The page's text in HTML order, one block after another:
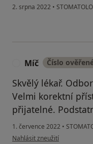
2. srpna 2022 •
Míč Číslo
Skvělý lékař.
Velmi korektní
přijatelné.
1. července 2022 •
podle názoru uživatele Míč
Nahlásit zneužití